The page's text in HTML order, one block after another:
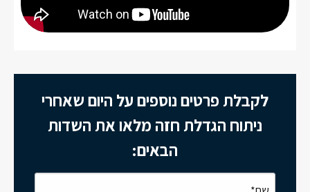
לקבלת פרטים נוספים על היום שאחרי
ניתוח הגדלת חזה מלאו את השדות
הבאים: